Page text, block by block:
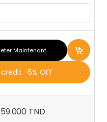
Maintenant
-5% OFF
59.000 TND